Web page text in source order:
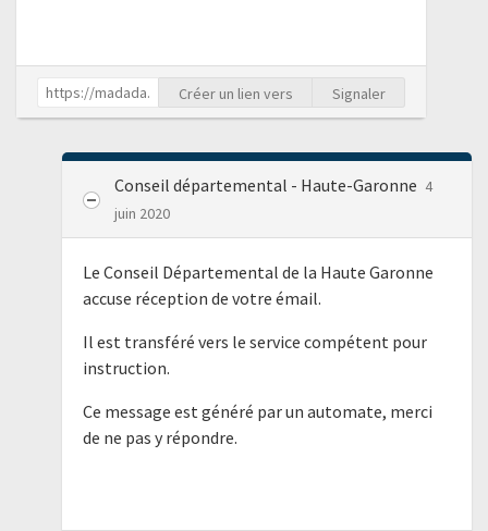
Créer un lien vers Signaler
Conseil départemental - Haute-Garonne 4
juin 2020
Le Conseil Départemental de la Haute Garonne
accuse réception de votre émail.
Il est transféré vers le service compétent pour
instruction.
Ce message est généré par un automate, merci
de ne pas y répondre.